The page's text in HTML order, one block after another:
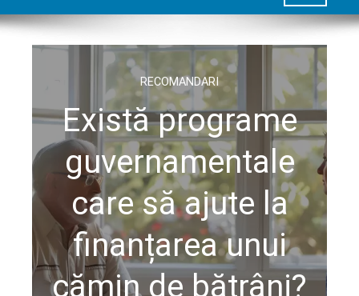
RECOMANDARI
Există programe
guvernamentale
care să ajute la
finanțarea unui
cămin de bătrâni?